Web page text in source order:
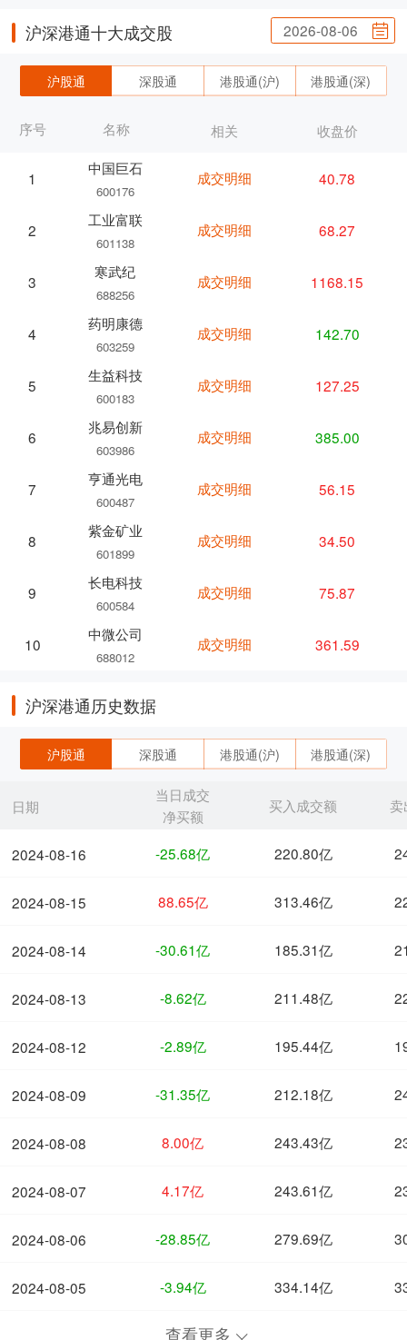
沪深港通十大成交股 2026-08-06
沪股通 深股通 港股通(沪) 港股通(深)
序号 名称
1
中国巨石
600176
2
工业富联
601138
3
寒武纪
688256
4
药明康德
603259
5
生益科技
600183
6
兆易创新
603986
7
亨通光电
600487
8
紫金矿业
601899
9
长电科技
600584
10
中微公司
688012
相关 收盘价
成交明细 40.78
成交明细 68.27
成交明细 1168.15
成交明细 142.70
成交明细 127.25
成交明细 385.00
成交明细 56.15
成交明细 34.50
成交明细 75.87
成交明细 361.59
沪深港通历史数据
沪股通 深股通 港股通(沪) 港股通(深)
日期
2024-08-16
2024-08-15
2024-08-14
2024-08-13
2024-08-12
2024-08-09
2024-08-08
2024-08-07
2024-08-06
2024-08-05
当日成交
净买额
买入成交额 卖
-25.68亿 220.80亿
88.65亿 313.46亿
-30.61亿 185.31亿
-8.62亿 211.48亿
-2.89亿 195.44亿
-31.35亿 212.18亿
8.00亿 243.43亿
4.17亿 243.61亿
-28.85亿 279.69亿
-3.94亿 334.14亿
查看更多